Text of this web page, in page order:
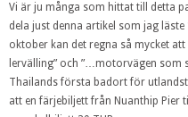
Vi är ju många som hittat till detta
dela just denna artikel som jag läste
oktober kan det regna så mycket
lervälling” och ”…motorvägen som
Thailands första badort för
att en färjebiljett från Nuanthip Pier